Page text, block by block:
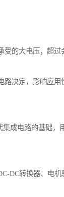
受的大电压，超过
路决定，影响应用
集成电路的基础，
DC转换器、电